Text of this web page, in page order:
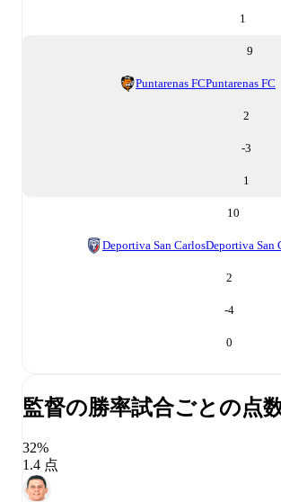
1
9
Puntarenas FCPuntarenas FC
2
-3
1
10
Deportiva San CarlosDeportiva San
2
-4
0
監督の勝率試合ごとの点
32%
1.4 点